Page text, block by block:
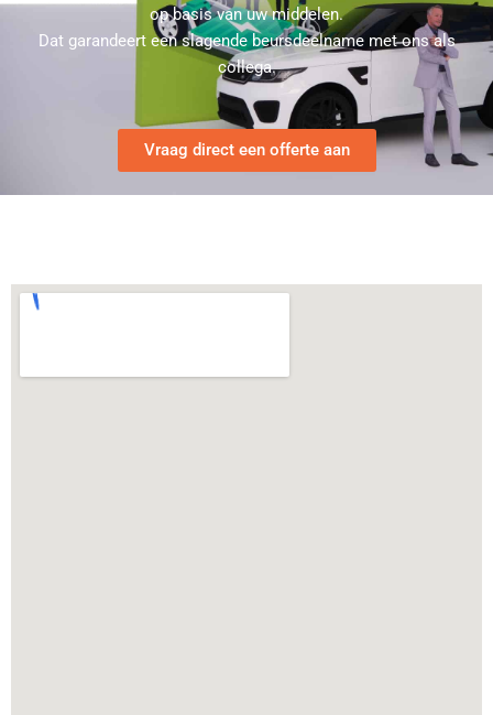
op basis van uw middelen.
Dat garandeert een slagende beursdeelname met ons als
collega.
Vraag direct een offerte aan